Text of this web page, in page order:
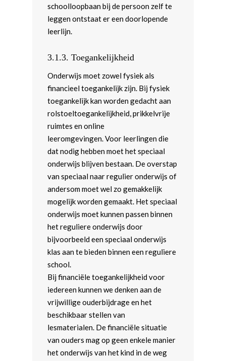
schoolloopbaan bij de persoon zelf te
leggen ontstaat er een doorlopende
leerlijn.
3.1.3. Toegankelijkheid
Onderwijs moet zowel fysiek als
financieel toegankelijk zijn. Bij fysiek
toegankelijk kan worden gedacht aan
rolstoeltoegankelijkheid, prikkelvrije
ruimtes en online
leeromgevingen. Voor leerlingen die
dat nodig hebben moet het speciaal
onderwijs blijven bestaan. De overstap
van speciaal naar regulier onderwijs of
andersom moet wel zo gemakkelijk
mogelijk worden gemaakt. Het speciaal
onderwijs moet kunnen passen binnen
het reguliere onderwijs door
bijvoorbeeld een speciaal onderwijs
klas aan te bieden binnen een reguliere
school.
Bij financiële toegankelijkheid voor
iedereen kunnen we denken aan de
vrijwillige ouderbijdrage en het
beschikbaar stellen van
lesmaterialen. De financiële situatie
van ouders mag op geen enkele manier
het onderwijs van het kind in de weg